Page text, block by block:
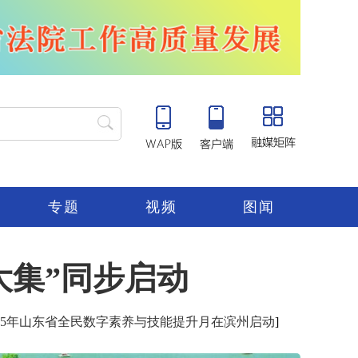
专题 视频 图闻
集”同步启动
年山东省全民数字素养与技能提升月在滨州启动]